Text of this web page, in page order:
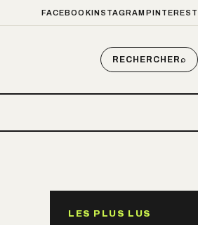
FACEBOOKINSTAGRAM PINTEREST
RECHERCHER⌕
LES PLUS LUS